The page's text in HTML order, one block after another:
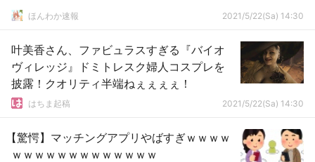
ほんわか速報 2021/5/22(Sa) 14:30
叶美香さん、ファビュラスすぎる『バイオ
ヴィレッジ』ドミトレスク婦人コスプレを
披露！クオリティ半端ねぇぇぇぇ！
はちま起稿 2021/5/22(Sa) 14:30
【驚愕】マッチングアプリやばすぎｗｗｗｗ
ｗｗｗｗｗｗｗｗｗｗｗｗｗ